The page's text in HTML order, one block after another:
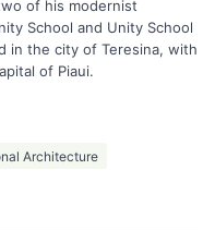
of his modernist
School and Unity School
in the city of Teresina, with
of Piaui.
Architecture